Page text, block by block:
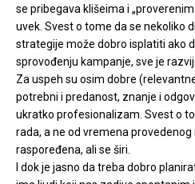
se pribegava klišeima i
uvek. Svest o tome da se nekoliko
strategije može dobro isplatiti ako
sprovođenju kampanje, sve je
Za uspeh su osim dobre
potrebni i predanost, znanje i
ukratko profesionalizam. Svest o
rada, a ne od vremena
raspoređena, ali se širi.
I dok je jasno da treba dobro